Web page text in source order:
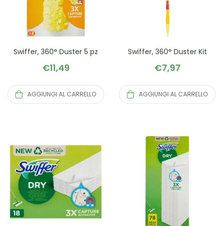
Swiffer, 360° Duster 5 pz
€11,49
AGGIUNGI AL CARRELLO
Swiffer, 360° Duster Kit
€7,97
AGGIUNGI AL CARRELLO